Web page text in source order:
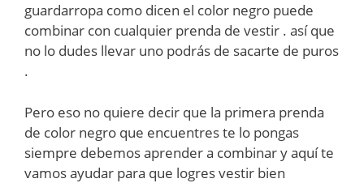
guardarropa como dicen el color negro puede
combinar con cualquier prenda de vestir . así que
no lo dudes llevar uno podrás de sacarte de puros
.
Pero eso no quiere decir que la primera prenda
de color negro que encuentres te lo pongas
siempre debemos aprender a combinar y aquí te
vamos ayudar para que logres vestir bien